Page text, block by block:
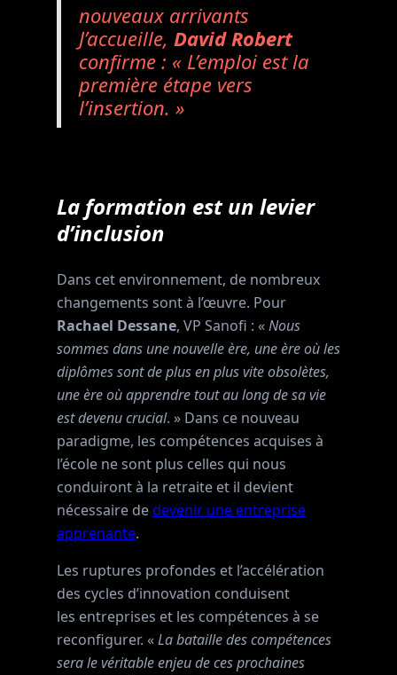
nouveaux arrivants
J’accueille, David Robert
confirme : « L’emploi est la
première étape vers
l’insertion. »
La formation est un levier
d’inclusion
Dans cet environnement, de nombreux
changements sont à l’œuvre. Pour
Rachael Dessane, VP Sanofi : «Nous
sommes dans une nouvelle ère, une ère où les
diplômes sont de plus en plus vite obsolètes,
une ère où apprendre tout au long de sa vie
est devenu crucial. » Dans ce nouveau
paradigme, les compétences acquises à
l’école ne sont plus celles qui nous
conduiront à la retraite et il devient
nécessaire dedevenir une entreprise
apprenante.
Les ruptures profondes et l’accélération
des cycles d’innovation conduisent
les entreprises et les compétences à se
reconfigurer. «La bataille des compétences
sera le véritable enjeu de ces prochaines